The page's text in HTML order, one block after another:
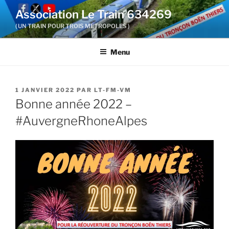
Aller
contenu
Association Le Train 634269
( UN TRAIN POUR TROIS METROPOLES )
Menu
PUBLIÉ
LE
1 JANVIER 2022 PAR LT-FM-VM
Bonne année 2022 –
#AuvergneRhoneAlpes